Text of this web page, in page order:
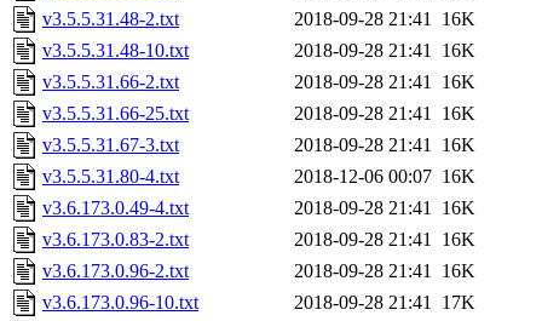
v3.5.5.31.48-2.txt
2018-09-28 21:41 16K
v3.5.5.31.48-10.txt
2018-09-28 21:41 16K
v3.5.5.31.66-2.txt
2018-09-28 21:41 16K
v3.5.5.31.66-25.txt
2018-09-28 21:41 16K
v3.5.5.31.67-3.txt
2018-09-28 21:41 16K
v3.5.5.31.80-4.txt
2018-12-06 00:07 16K
v3.6.173.0.49-4.txt
2018-09-28 21:41 16K
v3.6.173.0.83-2.txt
2018-09-28 21:41 16K
v3.6.173.0.96-2.txt
2018-09-28 21:41 16K
v3.6.173.0.96-10.txt
2018-09-28 21:41 17K